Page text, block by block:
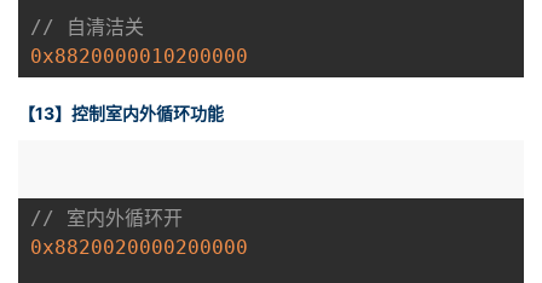
// 自清洁关
0x8820000010200000
【13】控制室内外循环功能
// 室内外循环开
0x8820020000200000